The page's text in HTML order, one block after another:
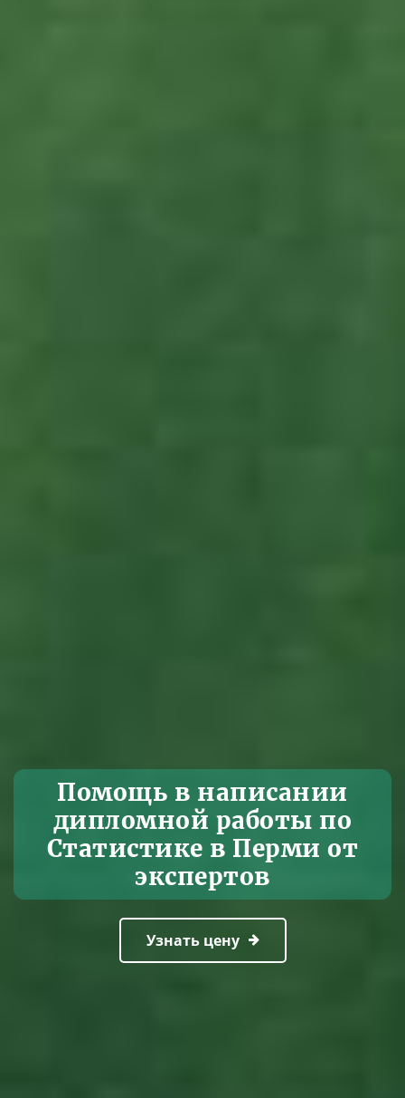
Помощь в написании
дипломной работы по
Статистике в Перми от
экспертов
Узнать цену